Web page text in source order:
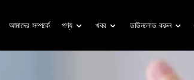
আমাদের সম্পর্কে পণ্য খবর ডাউনলোড করুন